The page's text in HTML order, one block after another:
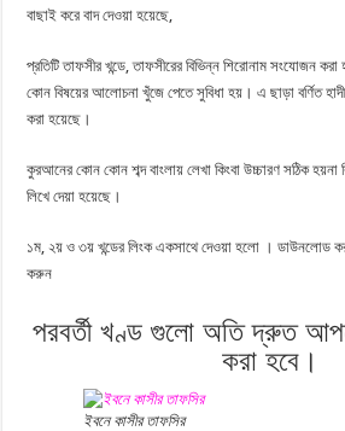
বাছাই করে বাদ দেওয়া হয়েছে,
প্রতিটি তাফসীর খন্ডে, তাফসীরের বিভিন্ন শিরোনাম সংযোজন করা
কোন বিষয়ের আলোচনা খুঁজে পেতে সুবিধা হয়। এ ছাড়া বর্ণিত
করা হয়েছে।
কুরআনের কোন কোন শব্দ বাংলায় লেখা কিংবা উচ্চারণ সঠিক হয়না
লিখে দেয়া হয়েছে।
১ম, ২য় ও ৩য় খন্ডের লিংক একসাথে দেওয়া হলো । ডাউনলোড
করুন
পরবর্তী খণ্ড গুলো অতি দ্রুত
করা হবে।
ইবনে কাসীর তাফসির